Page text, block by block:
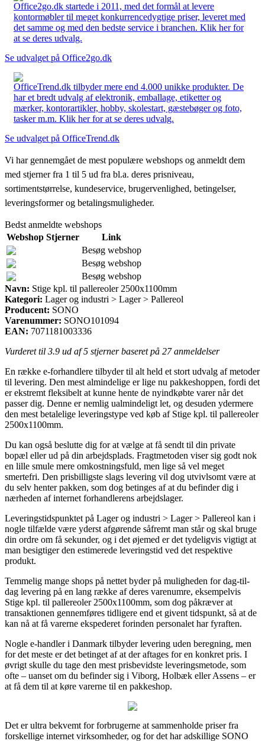
Office2go.dk startede i 2011, med det formål at levere
kontormøbler til meget konkurrencedygtige priser, leveret med
det samme og med den bedste service i branchen. Klik her for
at se deres udvalg.
Se udvalget på Office2go.dk
OfficeTrend.dk tilbyder mere end 4.000 unikke produkter. De
har et bredt udvalg af elektronik, emballage, etiketter og
mærker, kontorartikler, hobby, skolestart, gæstebøger og foto,
tasker m.m. Klik her for at se deres udvalg.
Se udvalget på OfficeTrend.dk
Vi har gennemgået de mest populære webshops og anmeldt dem
med stjerner fra 1 til 5 ud fra bl.a. deres prisniveau,
sortimentstørrelse, kundeservice, brugervenlighed, betingelser,
leveringsformer og betalingsmuligheder.
Bedst anmeldte webshops
Webshop Stjerner
Link
Besøg webshop
Besøg webshop
Besøg webshop
Navn: Stige kpl. til pallereoler 2500x1100mm
Kategori: Lager og industri > Lager > Pallereol
Producent: SONO
Varenummer: SONO101094
EAN: 7071181003336
Vurderet til 3.9 ud af 5 stjerner baseret på 27anmeldelser
En række e-forhandlere tilbyder til alt held et stort udvalg af metoder
til levering. Den mest almindelige er lige nu pakkeshoppen, fordi det
er ekstremt fleksibelt at kunne hente de nyindkøbte varer når det
passer dig. Denne er nemlig ualmindeligt let, og desuden ydermere
den mest betalelige leveringstype ved køb af Stige kpl. til pallereoler
2500x1100mm.
Du kan også beslutte dig for at vælge at få sendt til din private
bopæl eller ud på din arbejdsplads. Fragtmetoden viser sig godt nok
en lille smule mere omkostningsfuld, men lige så vel meget
smertefri. Den prisbilligste slags levering vil dog utvivlsomt være at
du selv henter pakken, som dog betinges af at du befinder dig i
nærheden af internet forhandlerens arbejdslager.
Leveringstidspunktet på Lager og industri > Lager > Pallereol kan i
nogle tilfælde være yderst afgørende såfremt man står og skal bruge
din ordre om få sekunder, og i det øjemed er det tydeligvis vigtigt at
man besigtiger den estimerede leveringstid ved det respektive
produkt.
Temmelig mange shops på nettet byder på muligheden for dag-til-
dag levering på en lang række af deres varenumre, eksempelvis
Stige kpl. til pallereoler 2500x1100mm, som dog påkræver at
transaktionen gennemføres tidligere end et givent tidspunkt, så at de
kan nå at få varerne ekspederet forinden personalet har fyraften.
Nogle e-handler i Danmark tilbyder levering uden beregning, men
for det meste er det betinget af at der aftages for en konkret pris. I
øvrigt skulle du tage den mest prisbevidste leveringsmetode, som
ofte – uanset om du befinder sig i Viborg, Holbæk eller Assens – er
at få dem til at køre varerne til en pakkeshop.
Det er ultra bekvemt for forbrugerne at sammenholde priser fra
forskellige internet virksomheder, og for det har adskillige SONO